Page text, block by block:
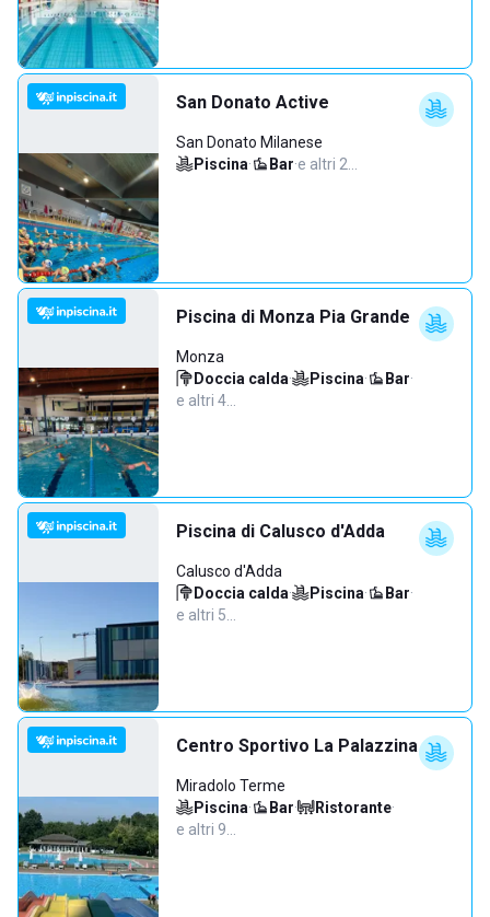
San Donato Active
San Donato Milanese
Piscina· Bar·e altri 2…
Piscina di Monza Pia Grande
Monza
Doccia calda· Piscina· Bar·
e altri 4…
Piscina di Calusco d'Adda
Calusco d'Adda
Doccia calda· Piscina· Bar·
e altri 5…
Centro Sportivo La Palazzina
Miradolo Terme
Piscina· Bar· Ristorante·
e altri 9…